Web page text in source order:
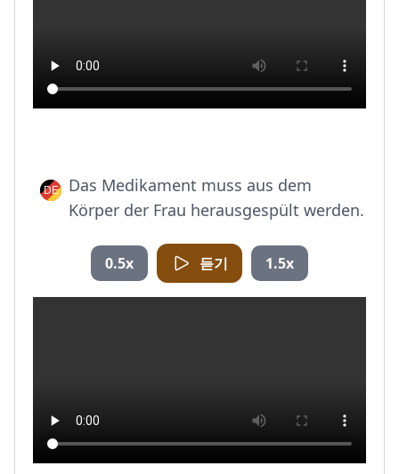
Das Medikament muss aus dem
Körper der Frau herausgespült werden.
0.5x 듣기 1.5x